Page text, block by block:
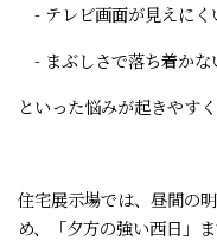
- テレビ画面が見えにく
- まぶしさで落ち着かな
といった悩みが起きやすく
住宅展示場では、昼間の
め、「夕方の強い西日」